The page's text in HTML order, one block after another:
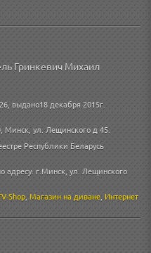
Гринкевич Михаил
выдано18 декабря 2015г.
Минск, ул. Лещинского д 45.
Республики Беларусь
адресу: г.Минск, ул. Лещинского
Shop,Магазин на диване,Интернет